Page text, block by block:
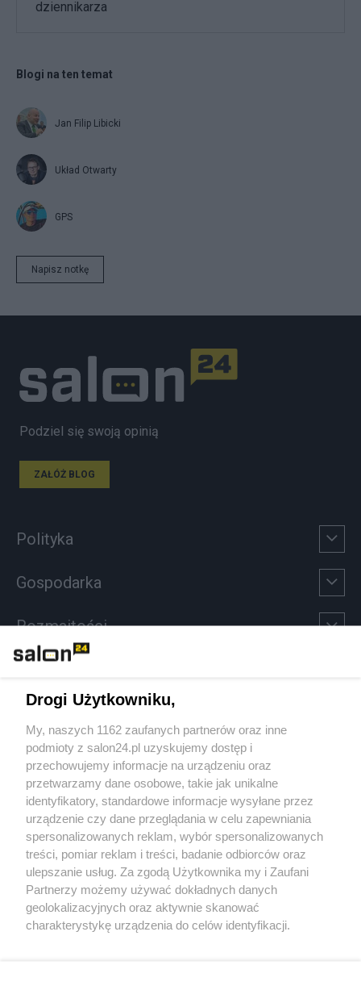
dziennikarza
Blogi na ten temat
Jan Filip Libicki
Układ Otwarty
GPS
Napisz notkę
Podziel się swoją opinią
ZAŁÓŻ BLOG
Polityka
Gospodarka
Rozmaitości
Sport
Społeczeństwo
Kultura
X Facebook Instagram Youtube
Drogi Użytkowniku,
My, naszych 1162 zaufanych partnerów oraz inne
podmioty z salon24.pl uzyskujemy dostęp i
przechowujemy informacje na urządzeniu oraz
przetwarzamy dane osobowe, takie jak unikalne
identyfikatory, standardowe informacje wysyłane przez
urządzenie czy dane przeglądania w celu zapewniania
spersonalizowanych reklam, wybór spersonalizowanych
treści, pomiar reklam i treści, badanie odbiorców oraz
ulepszanie usług. Za zgodą Użytkownika my i Zaufani
Partnerzy możemy używać dokładnych danych
geolokalizacyjnych oraz aktywnie skanować
charakterystykę urządzenia do celów identyfikacji.